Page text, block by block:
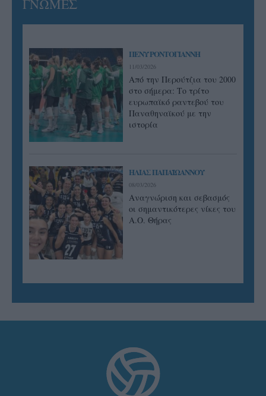
ΓΝΩΜΕΣ
ΠΕΝΥ ΡΟΝΤΟΓΙΑΝΝΗ
11/03/2026
Από την Περούτζια του 2000
στο σήμερα: Tο τρίτο
ευρωπαϊκό ραντεβού του
Παναθηναϊκού με την
ιστορία
ΗΛΙΑΣ ΠΑΠΑΪΩΑΝΝΟΥ
08/03/2026
Αναγνώριση και σεβασμός
οι σημαντικότερες νίκες του
Α.Ο. Θήρας